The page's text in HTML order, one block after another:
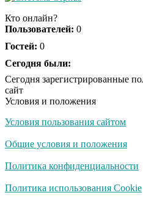
Ржу не переставая,
не раз
Скрытая камера на
люди вытворяют,
Ролик длится
Кто онлайн?
Пользователей: 0
Гостей: 0
Сегодня были:
Сегодня зарегистрированные
сайт
Условия и положения
Условия пользования сайтом
Общие условия и положения
Политика конфиденциальности
Политика использования Cookie